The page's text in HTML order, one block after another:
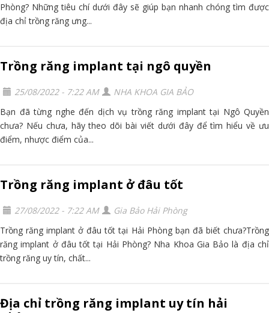
Phòng? Những tiêu chí dưới đây sẽ giúp bạn nhanh chóng tìm được
địa chỉ trồng răng ưng...
Trồng răng implant tại ngô quyền
25/08/2022 - 7:22 AM
NHA KHOA GIA BẢO
Bạn đã từng nghe đến dịch vụ trồng răng implant tại Ngô Quyền
chưa? Nếu chưa, hãy theo dõi bài viết dưới đây để tìm hiểu về ưu
điểm, nhược điểm của...
Trồng răng implant ở đâu tốt
27/08/2022 - 7:22 AM
Gia Bảo Hải Phòng
Trồng răng implant ở đâu tốt tại Hải Phòng bạn đã biết chưa?Trồng
răng implant ở đâu tốt tại Hải Phòng? Nha Khoa Gia Bảo là địa chỉ
trồng răng uy tín, chất...
Địa chỉ trồng răng implant uy tín hải